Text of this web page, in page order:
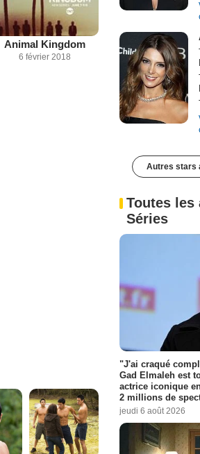
Animal Kingdom
6 février 2018
Autres stars
Toutes les
Séries
"J'ai craqué
Gad Elmaleh est
actrice iconique
2 millions de
jeudi 6 août 2026